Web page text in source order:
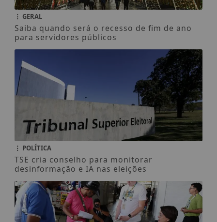
GERAL
Saiba quando será o recesso de fim de ano
para servidores públicos
POLÍTICA
TSE cria conselho para monitorar
desinformação e IA nas eleições